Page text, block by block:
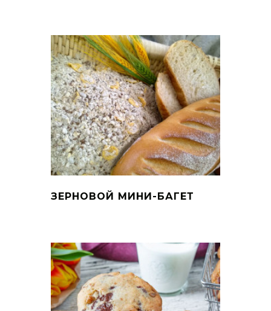
ЗЕРНОВОЙ МИНИ-БАГЕТ